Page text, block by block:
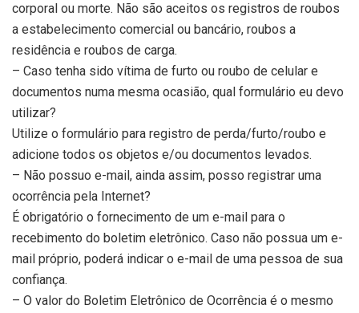
corporal ou morte. Não são aceitos os registros de roubos
a estabelecimento comercial ou bancário, roubos a
residência e roubos de carga.
– Caso tenha sido vítima de furto ou roubo de celular e
documentos numa mesma ocasião, qual formulário eu devo
utilizar?
Utilize o formulário para registro de perda/furto/roubo e
adicione todos os objetos e/ou documentos levados.
– Não possuo e-mail, ainda assim, posso registrar uma
ocorrência pela Internet?
É obrigatório o fornecimento de um e-mail para o
recebimento do boletim eletrônico. Caso não possua um e-
mail próprio, poderá indicar o e-mail de uma pessoa de sua
confiança.
– O valor do Boletim Eletrônico de Ocorrência é o mesmo